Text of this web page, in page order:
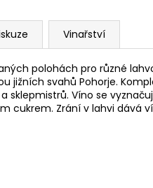
Vinařství
polohách pro různé
jižních svahů Pohorje.
Víno se
cukrem. Zrání v lahvi dává